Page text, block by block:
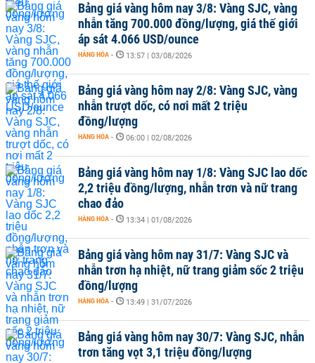
Bảng giá vàng hôm nay 3/8: Vàng SJC, vàng
nhẫn tăng 700.000 đồng/lượng, giá thế giới
áp sát 4.066 USD/ounce
HÀNG HÓA - 13:57 | 03/08/2026
Bảng giá vàng hôm nay 2/8: Vàng SJC, vàng
nhẫn trượt dốc, có nơi mất 2 triệu
đồng/lượng
HÀNG HÓA - 06:00 | 02/08/2026
Bảng giá vàng hôm nay 1/8: Vàng SJC lao dốc
2,2 triệu đồng/lượng, nhẫn trơn và nữ trang
chao đảo
HÀNG HÓA - 13:34 | 01/08/2026
Bảng giá vàng hôm nay 31/7: Vàng SJC và
nhẫn trơn hạ nhiệt, nữ trang giảm sốc 2 triệu
đồng/lượng
HÀNG HÓA - 13:49 | 31/07/2026
Bảng giá vàng hôm nay 30/7: Vàng SJC, nhẫn
trơn tăng vọt 3,1 triệu đồng/lượng